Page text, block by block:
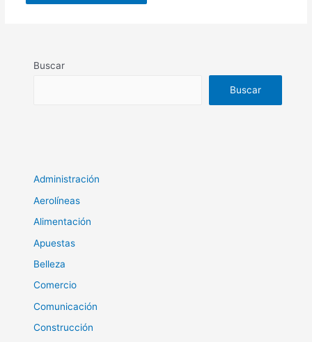
Buscar
Buscar
Administración
Aerolíneas
Alimentación
Apuestas
Belleza
Comercio
Comunicación
Construcción